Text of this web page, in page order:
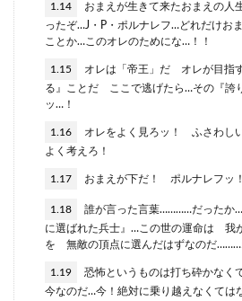
1.14
おまえが生きて来たおまえの人
ったぞ…J・P・ポルナレフ…どれだけお
ことか…このオレのためにな…！！
1.15
オレは「帝王」だ オレが目指
る』ことだ ここで逃げたら…その『誇
ッ…！
1.16
オレをよく見ろッ！ ふさわし
よく考えろ！
1.17 おまえが下だ！ ポルナレフッ！
1.18
誰が言った言葉…………だった
に選ばれた兵士』…この世の運命は 我
を 無敵の頂点に選んだはずなのだ………
1.19
恐怖というものは打ち砕かなく
今なのだ…今！絶対に乗り越えなくては